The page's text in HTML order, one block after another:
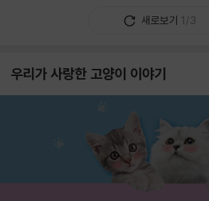
새로보기 1/3
우리가 사랑한 고양이 이야기